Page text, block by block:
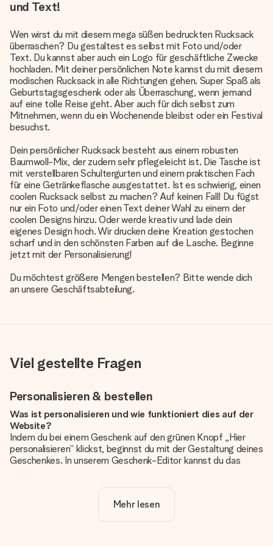
und Text!
Wen wirst du mit diesem mega süßen bedruckten Rucksack
überraschen? Du gestaltest es selbst mit Foto und/oder
Text. Du kannst aber auch ein Logo für geschäftliche Zwecke
hochladen. Mit deiner persönlichen Note kannst du mit diesem
modischen Rucksack in alle Richtungen gehen. Super Spaß als
Geburtstagsgeschenk oder als Überraschung, wenn jemand
auf eine tolle Reise geht. Aber auch für dich selbst zum
Mitnehmen, wenn du ein Wochenende bleibst oder ein Festival
besuchst.
Deinpersönlicher Rucksack besteht aus einem robusten
Baumwoll-Mix, der zudem sehr pflegeleicht ist. Die Tasche ist
mit verstellbaren Schultergurten und einem praktischen Fach
für eine Getränkeflasche ausgestattet. Ist es schwierig, einen
coolen Rucksack selbst zu machen? Auf keinen Fall! Du fügst
nur ein Foto und/oder einen Text deiner Wahl zu einem der
coolen Designs hinzu. Oder werde kreativ und lade dein
eigenes Design hoch. Wir drucken deine Kreation gestochen
scharf und in den schönsten Farben auf die Lasche. Beginne
jetzt mit der Personalisierung!
Du möchtest größere Mengen bestellen? Bitte wende dich
an unsere Geschäftsabteilung.
Viel gestellte Fragen
Personalisieren & bestellen
Was ist personalisieren und wie funktioniert dies auf der
Website?
Indem du bei einem Geschenk auf den grünen Knopf „Hier
personalisieren“ klickst, beginnst du mit der Gestaltung deines
Geschenkes. In unserem Geschenk-Editor kannst du das
noch eines unserer angebotenen Designs, um deinem
Geschenk die perfekte Ausstrahlung zu verleihen.
Mehr lesen